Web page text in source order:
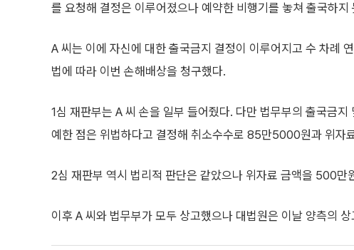
를 요청해 결정은 이루어졌으나 예약한 비행기를 놓쳐 출국하지
A 씨는 이에 자신에 대한 출국금지 결정이 이루어지고 수 차례
법에 따라 이번 손해배상을 청구했다.
1심 재판부는 A 씨 손을 일부 들어줬다. 다만 법무부의 출국금
예한 점은 위법하다고 결정해 취소수수로 85만5000원과 위
2심 재판부 역시 법리적 판단은 같았으나 위자료 금액을 500
이후 A 씨와 법무부가 모두 상고했으나 대법원은 이날 양측의